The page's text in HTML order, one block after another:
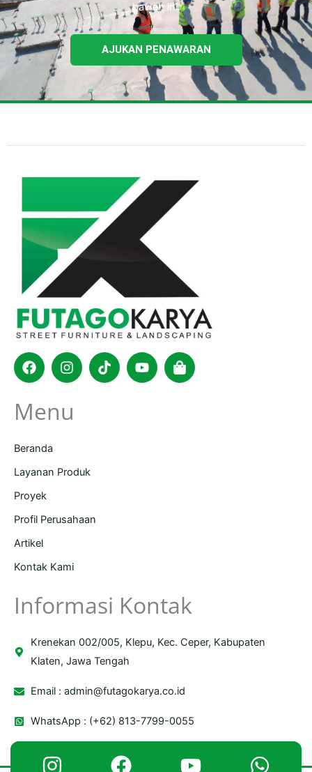
bawah ini.
AJUKAN PENAWARAN
FacebookInstagram
TiktokYoutubeShopping-
bag
Menu
Beranda
Layanan Produk
Proyek
Profil Perusahaan
Artikel
Kontak Kami
Informasi Kontak
Krenekan 002/005, Klepu, Kec. Ceper, Kabupaten
Klaten, Jawa Tengah
Email :admin@futagokarya.co.id
WhatsApp : (+62) 813-7799-0055